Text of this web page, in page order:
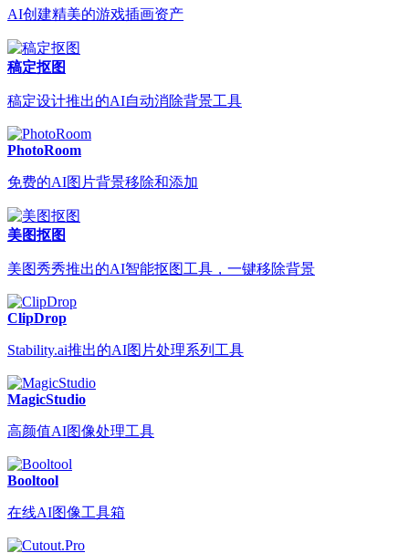
AI创建精美的游戏插画资产
稿定抠图
稿定设计推出的AI自动消除背景工具
PhotoRoom
免费的AI图片背景移除和添加
美图抠图
美图秀秀推出的AI智能抠图工具，一键移除背景
ClipDrop
Stability.ai推出的AI图片处理系列工具
MagicStudio
高颜值AI图像处理工具
Booltool
在线AI图像工具箱